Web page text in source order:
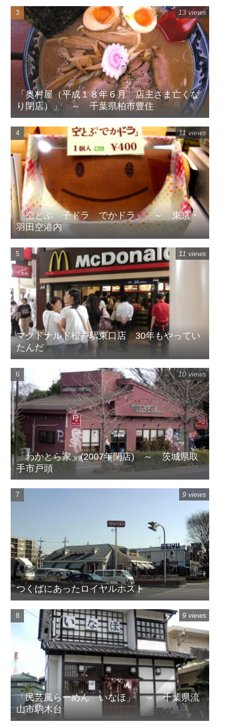
「奥村屋（平成１８年６月 店主さま亡くな
り閉店）」 ～ 千葉県柏市豊住
13 views
「空とぶ 子ドラ でかドラ」 ～ 東京・
羽田空港内
11 views
マクドナルド松戸駅東口店 30年もやってい
たんだ
11 views
「わかとら家」(2007年閉店) ～ 茨城県取
手市戸頭
10 views
つくばにあったロイヤルホスト
9 views
「民芸風らーめん いなほ」 ～ 千葉県流
山市駒木台
9 views